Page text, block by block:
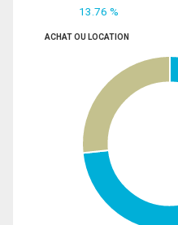
13.76 %
ACHAT OU LOCATION